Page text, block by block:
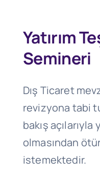
Yatırım
Semineri
Dış Ticaret
revizyona tabi
bakış
olmasından
istemektedir.